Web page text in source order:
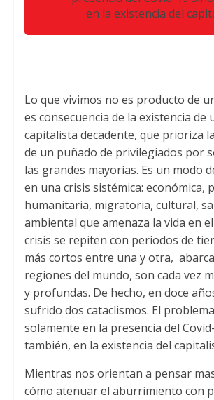
en la existencia del
Lo que vivimos no es producto de
es consecuencia de la existencia de
capitalista decadente, que prioriza
de un puñado de privilegiados por
las grandes mayorías. Es un modo
en una crisis sistémica: económica,
humanitaria, migratoria, cultural,
ambiental que amenaza la vida en
crisis se repiten con períodos de
más cortos entre una y otra,
regiones del mundo, son cada vez
y profundas. De hecho, en doce
sufrido dos cataclismos. El
solamente en la presencia del
también, en la existencia del
Mientras nos orientan a pensar
cómo atenuar el aburrimiento con